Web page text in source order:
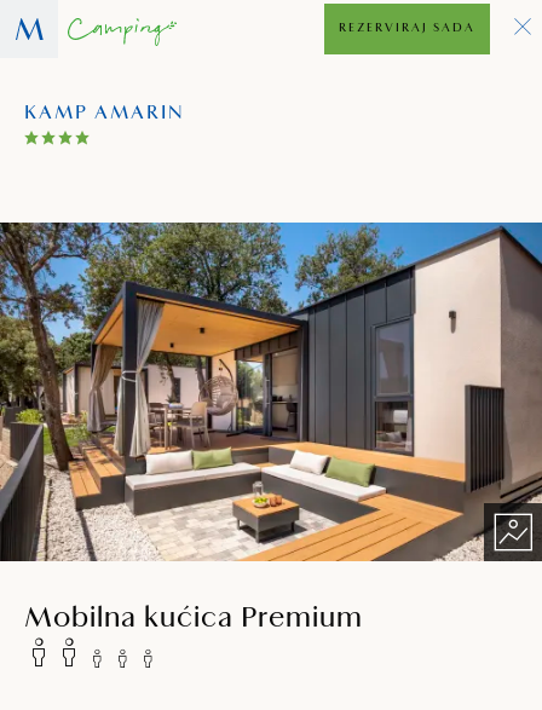
KAMP AMARIN
REZERVIRAJ SADA
Mobilna kućica Premium